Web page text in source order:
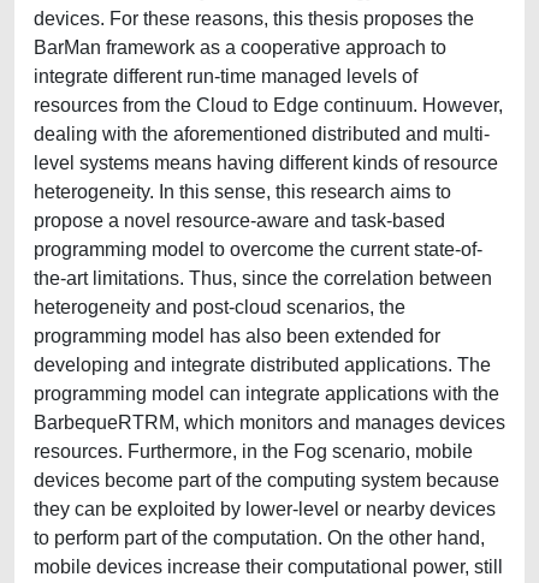
devices. For these reasons, this thesis proposes the
BarMan framework as a cooperative approach to
integrate different run-time managed levels of
resources from the Cloud to Edge continuum. However,
dealing with the aforementioned distributed and multi-
level systems means having different kinds of resource
heterogeneity. In this sense, this research aims to
propose a novel resource-aware and task-based
programming model to overcome the current state-of-
the-art limitations. Thus, since the correlation between
heterogeneity and post-cloud scenarios, the
programming model has also been extended for
developing and integrate distributed applications. The
programming model can integrate applications with the
BarbequeRTRM, which monitors and manages devices
resources. Furthermore, in the Fog scenario, mobile
devices become part of the computing system because
they can be exploited by lower-level or nearby devices
to perform part of the computation. On the other hand,
mobile devices increase their computational power, still